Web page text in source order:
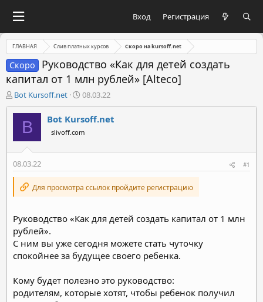
Вход Регистрация
ГЛАВНАЯ Слив платных курсов Скоро на kursoff.net
Скоро
Руководство «Как для детей создать
капитал от 1 млн рублей» [Alteco]
А
в
т
м
ы
Bot Kursoff.net
Д
а
т
а
н
а
а
08.03.22
B Bot Kursoff.net
slivoff.com
08.03.22 #1
Для просмотра ссылок пройдите регистрацию
Руководство «Как для детей создать капитал от 1 млн
рублей».
С ним вы уже сегодня можете стать чуточку
спокойнее за будущее своего ребенка.
Кому будет полезно это руководство:
родителям, которые хотят, чтобы ребенок получил